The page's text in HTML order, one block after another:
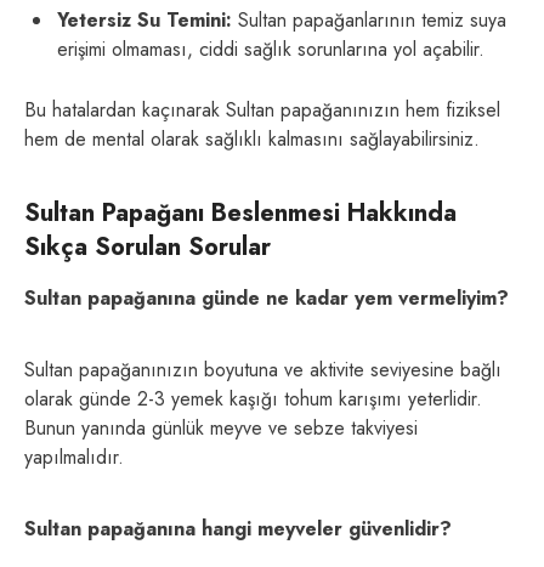
Yetersiz Su Temini: Sultan papağanlarının temiz suya
erişimi olmaması, ciddi sağlık sorunlarına yol açabilir.
Bu hatalardan kaçınarak Sultan papağanınızın hem fiziksel
hem de mental olarak sağlıklı kalmasını sağlayabilirsiniz.
Sultan Papağanı Beslenmesi Hakkında
Sıkça Sorulan Sorular
Sultan papağanına günde ne kadar yem vermeliyim?
Sultan papağanınızın boyutuna ve aktivite seviyesine bağlı
olarak günde 2-3 yemek kaşığı tohum karışımı yeterlidir.
Bunun yanında günlük meyve ve sebze takviyesi
yapılmalıdır.
Sultan papağanına hangi meyveler güvenlidir?